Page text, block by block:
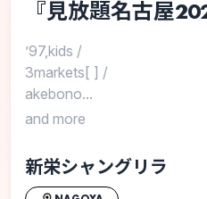
『見放題名古屋
’97,kids /
3markets[ ] /
akebono...
and more
新栄シャングリラ